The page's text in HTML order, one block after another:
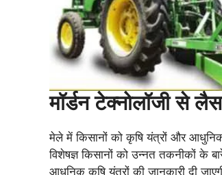
मॉर्डन टेक्नोलॉजी से
मेले में किसानों को कृषि यंत्रों और
विशेषज्ञ किसानों को उन्नत तकनीकों के
आधुनिक कृषि यंत्रों की जानकारी दी